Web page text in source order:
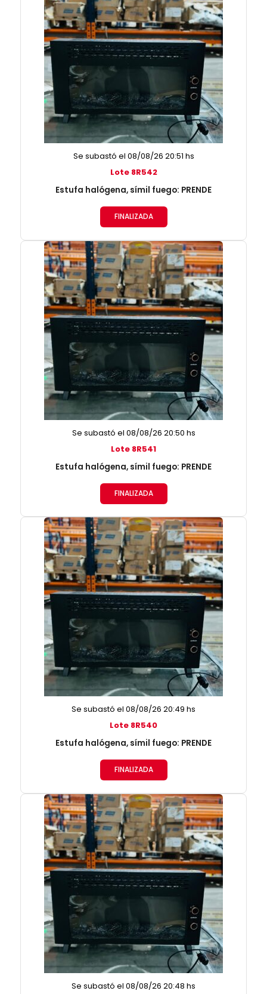
Se subastó el 08/08/26 20:51 hs
Lote 8R542
Estufa halógena, símil fuego: PRENDE
FINALIZADA
Se subastó el 08/08/26 20:50 hs
Lote 8R541
Estufa halógena, símil fuego: PRENDE
FINALIZADA
Se subastó el 08/08/26 20:49 hs
Lote 8R540
Estufa halógena, símil fuego: PRENDE
FINALIZADA
Se subastó el 08/08/26 20:48 hs